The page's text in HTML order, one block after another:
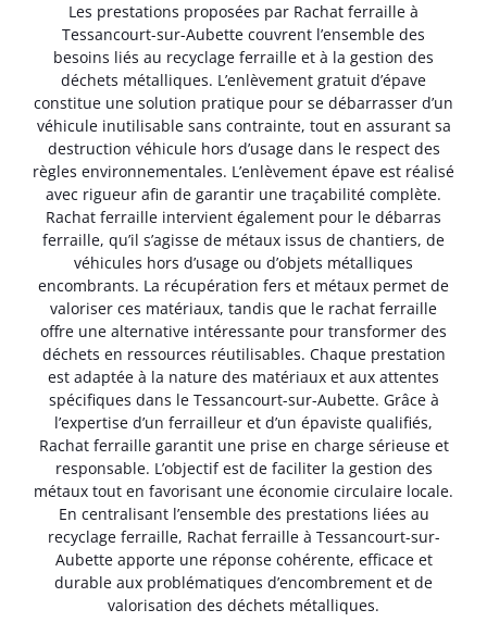
Les prestations proposées par Rachat ferraille à
Tessancourt-sur-Aubette couvrent l’ensemble des
besoins liés au recyclage ferraille et à la gestion des
déchets métalliques. L’enlèvement gratuit d’épave
constitue une solution pratique pour se débarrasser d’un
véhicule inutilisable sans contrainte, tout en assurant sa
destruction véhicule hors d’usage dans le respect des
règles environnementales. L’enlèvement épave est réalisé
avec rigueur afin de garantir une traçabilité complète.
Rachat ferraille intervient également pour le débarras
ferraille, qu’il s’agisse de métaux issus de chantiers, de
véhicules hors d’usage ou d’objets métalliques
encombrants. La récupération fers et métaux permet de
valoriser ces matériaux, tandis que le rachat ferraille
offre une alternative intéressante pour transformer des
déchets en ressources réutilisables. Chaque prestation
est adaptée à la nature des matériaux et aux attentes
spécifiques dans le Tessancourt-sur-Aubette. Grâce à
l’expertise d’un ferrailleur et d’un épaviste qualifiés,
Rachat ferraille garantit une prise en charge sérieuse et
responsable. L’objectif est de faciliter la gestion des
métaux tout en favorisant une économie circulaire locale.
En centralisant l’ensemble des prestations liées au
recyclage ferraille, Rachat ferraille à Tessancourt-sur-
Aubette apporte une réponse cohérente, efficace et
durable aux problématiques d’encombrement et de
valorisation des déchets métalliques.